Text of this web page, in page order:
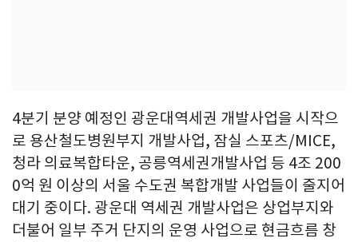
4분기 분양 예정인 광운대역세권 개발사업을 시작으
로 용산철도병원부지 개발사업, 잠실 스포츠/MICE,
청라 의료복합타운, 공릉역세권개발사업 등 4조 200
0억 원 이상의 서울 수도권 복합개발 사업들이 줄지어
대기 중이다. 광운대 역세권 개발사업은 상업부지와
더불어 일부 주거 단지의 운영 사업으로 현금흐름 창